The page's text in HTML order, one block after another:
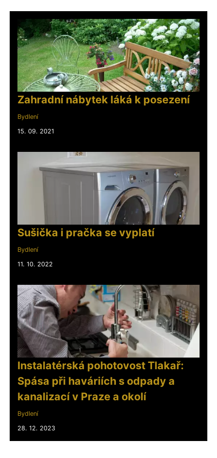
Zahradní nábytek láká k posezení
Bydlení
15. 09. 2021
Sušička i pračka se vyplatí
Bydlení
11. 10. 2022
Instalatérská pohotovost Tlakař:
Spása při haváriích s odpady a
kanalizací v Praze a okolí
Bydlení
28. 12. 2023